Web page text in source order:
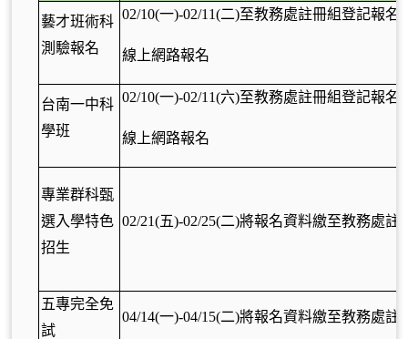
藝才班術科
測驗報名
02/10(一)-02/11(二)至教務處註冊組登記報名
線上網路報名
台南一中科
學班
02/10(一)-02/11(六)至教務處註冊組登記報名
線上網路報名
專業群科甄
選入學特色
招生
02/21(五)-02/25(二)將報名資料繳至教務處註
五專完全免
試
04/14(一)-04/15(二)將報名資料繳至教務處註